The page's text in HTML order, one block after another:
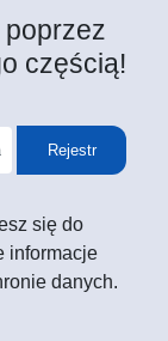
częścią!
Rejestr
się do
informacje
danych.